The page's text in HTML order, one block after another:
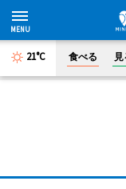
21°C 食べる